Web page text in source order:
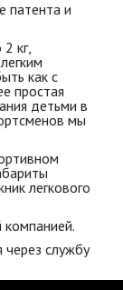
патента и
кг,
как с
простая
детьми в
мы
легкового
через службу